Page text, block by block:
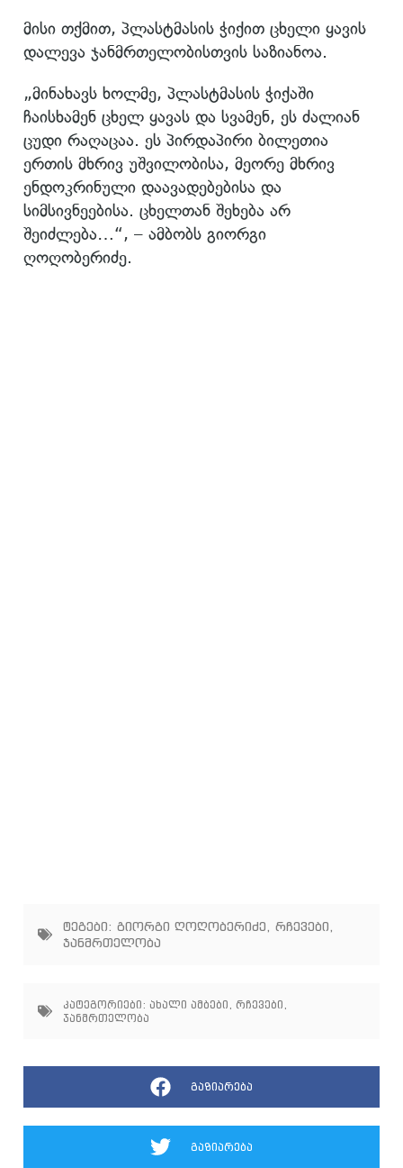
მისი თქმით, პლასტმასის ჭიქით ცხელი ყავის
დალევა ჯანმრთელობისთვის საზიანოა.
„მინახავს ხოლმე, პლასტმასის ჭიქაში
ჩაისხამენ ცხელ ყავას და სვამენ, ეს ძალიან
ცუდი რაღაცაა. ეს პირდაპირი ბილეთია
ერთის მხრივ უშვილობისა, მეორე მხრივ
ენდოკრინული დაავადებებისა და
სიმსივნეებისა. ცხელთან შეხება არ
შეიძლება…“, – ამბობს გიორგი
ღოღობერიძე.
ტეგები: გიორგი ღოღობერიძე რჩევები
ჯანმრთელობა
კატეგორიები: ახალი ამბები რჩევები
ჯანმრთელობა
გაზიარება
გაზიარება